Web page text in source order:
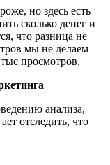
но здесь есть
сколько денег и
что разница не
мы не делаем
просмотров.
анализа,
отследить, что